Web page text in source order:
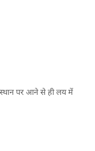
पर आने से ही लय में